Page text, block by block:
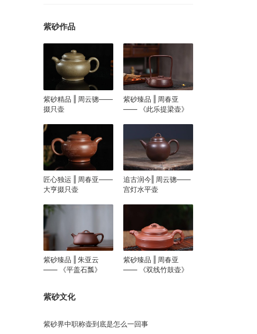
紫砂作品
紫砂精品 ‖ 周云骢——
掇只壶
紫砂臻品 ‖ 周春亚
—— 《此乐提梁壶》
匠心独运 ‖ 周春亚——
大亨掇只壶
追古润今‖ 周云骢——
宫灯水平壶
紫砂臻品 ‖ 朱亚云
—— 《平盖石瓢》
紫砂臻品 ‖ 周春亚
—— 《双线竹鼓壶》
紫砂文化
紫砂界中职称壶到底是怎么一回事